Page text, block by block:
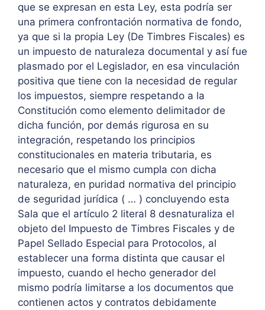
que se expresan en esta Ley, esta podría ser
una primera confrontación normativa de fondo,
ya que si la propia Ley (De Timbres Fiscales) es
un impuesto de naturaleza documental y así fue
plasmado por el Legislador, en esa vinculación
positiva que tiene con la necesidad de regular
los impuestos, siempre respetando a la
Constitución como elemento delimitador de
dicha función, por demás rigurosa en su
integración, respetando los principios
constitucionales en materia tributaria, es
necesario que el mismo cumpla con dicha
naturaleza, en puridad normativa del principio
de seguridad jurídica ( … ) concluyendo esta
Sala que el artículo 2 literal 8 desnaturaliza el
objeto del Impuesto de Timbres Fiscales y de
Papel Sellado Especial para Protocolos, al
establecer una forma distinta que causar el
impuesto, cuando el hecho generador del
mismo podría limitarse a los documentos que
contienen actos y contratos debidamente